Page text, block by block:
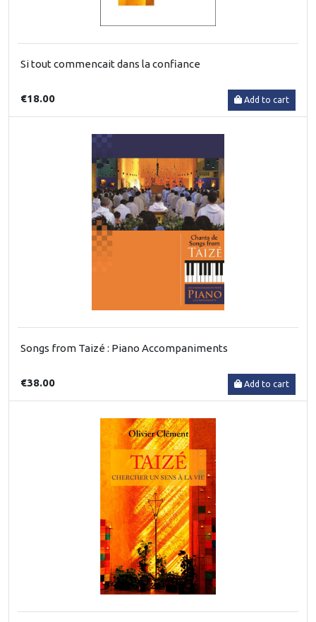
Si tout commencait dans la confiance
€18.00 Add to cart
Songs from Taizé : Piano Accompaniments
€38.00 Add to cart